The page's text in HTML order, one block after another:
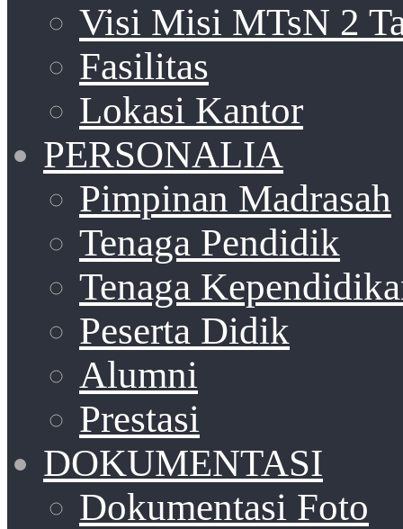
Visi Misi MTsN 2
Fasilitas
Lokasi Kantor
PERSONALIA
Pimpinan Madrasah
Tenaga Pendidik
Tenaga
Peserta Didik
Alumni
Prestasi
DOKUMENTASI
Dokumentasi Foto